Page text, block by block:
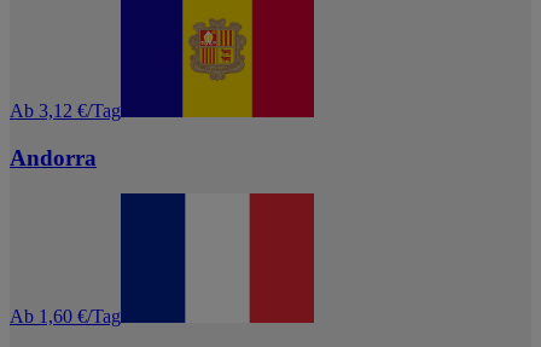
Ab 3,12 €/Tag
Andorra
Ab 1,60 €/Tag